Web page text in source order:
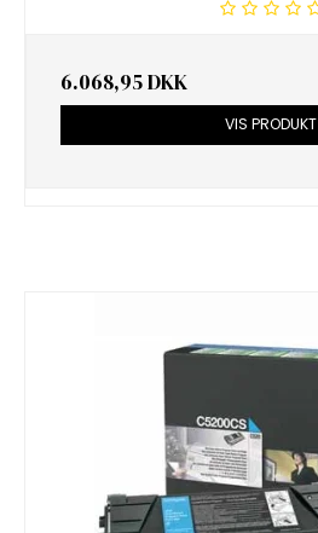
6.068,95 DKK
VIS PRODUKT